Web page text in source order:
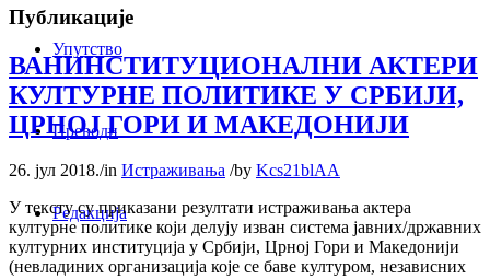
Упутство
Преводи
Редакција
Публикације
ВАНИНСТИТУЦИОНАЛНИ АКТЕРИ
КУЛТУРНЕ ПОЛИТИКЕ У СРБИЈИ,
ЦРНОЈ ГОРИ И МАКЕДОНИЈИ
26. јул 2018./in Истраживања /by Kcs21blAA
У тексту су приказани резултати истраживања актера
културне политике који делују изван система јавних/државних
културних институција у Србији, Црној Гори и Македонији
(невладиних организација које се баве културом, независних